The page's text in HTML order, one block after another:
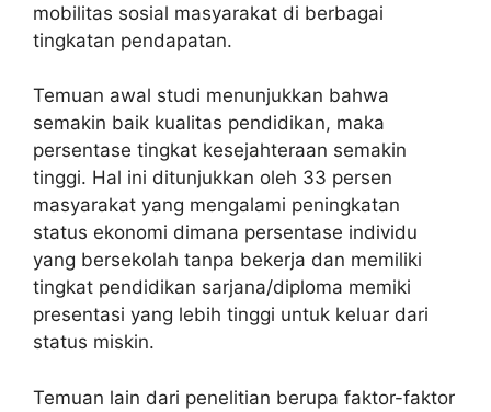
mobilitas sosial masyarakat di berbagai
tingkatan pendapatan.
Temuan awal studi menunjukkan bahwa
semakin baik kualitas pendidikan, maka
persentase tingkat kesejahteraan semakin
tinggi. Hal ini ditunjukkan oleh 33 persen
masyarakat yang mengalami peningkatan
status ekonomi dimana persentase individu
yang bersekolah tanpa bekerja dan memiliki
tingkat pendidikan sarjana/diploma memiki
presentasi yang lebih tinggi untuk keluar dari
status miskin.
Temuan lain dari penelitian berupa faktor-faktor